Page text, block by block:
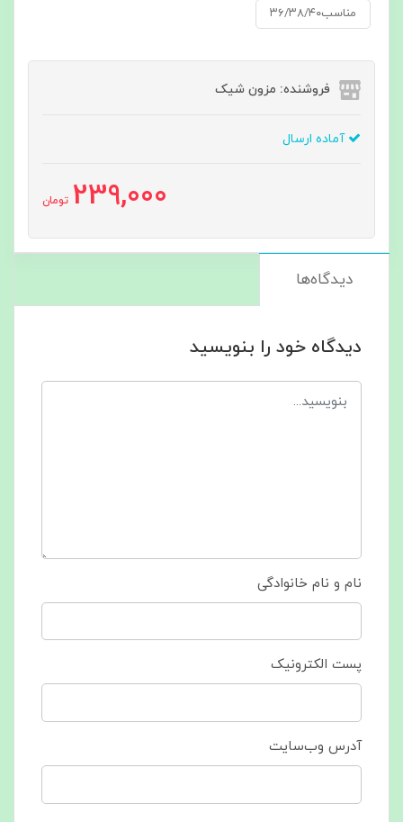
مناسب۳۶/۳۸/۴۰
فروشنده: مزون شیک
آماده ارسال
239,000 تومان
دیدگاه‌ها
دیدگاه خود را بنویسید
نام و نام خانوادگی
پست الکترونیک
آدرس وب‌سایت